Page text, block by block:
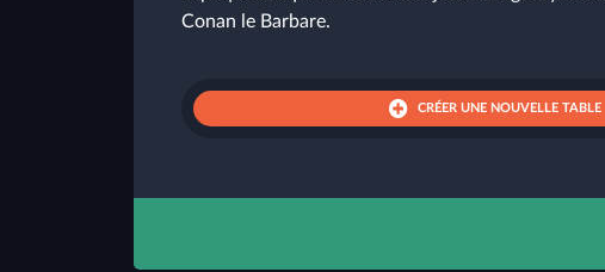
Conan le Barbare.
CRÉER UNE NOUVELLE TABLE